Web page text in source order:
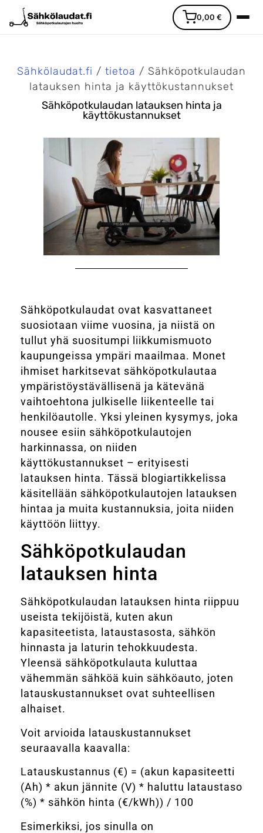
0,00 €
Ajoneuvot
Varaosat
Lisävarusteet
Huoltopalvelu
Yhteystiedot
Varaa huolto
Sähkölaudat.fi / tietoa / Sähköpotkulaudan
latauksen hinta ja käyttökustannukset
Sähköpotkulaudan latauksen hinta ja
käyttökustannukset
Sähköpotkulaudat ovat kasvattaneet
suosiotaan viime vuosina, ja niistä on
tullut yhä suositumpi liikkumismuoto
kaupungeissa ympäri maailmaa. Monet
ihmiset harkitsevat sähköpotkulautaa
ympäristöystävällisenä ja kätevänä
vaihtoehtona julkiselle liikenteelle tai
henkilöautolle. Yksi yleinen kysymys, joka
nousee esiin sähköpotkulautojen
harkinnassa, on niiden
käyttökustannukset – erityisesti
latauksen hinta. Tässä blogiartikkelissa
käsitellään sähköpotkulautojen latauksen
hintaa ja muita kustannuksia, joita niiden
käyttöön liittyy.
Sähköpotkulaudan
latauksen hinta
Sähköpotkulaudan latauksen hinta riippuu
useista tekijöistä, kuten akun
kapasiteetista, lataustasosta, sähkön
hinnasta ja laturin tehokkuudesta.
Yleensä sähköpotkulauta kuluttaa
vähemmän sähköä kuin sähköauto, joten
latauskustannukset ovat suhteellisen
alhaiset.
Voit arvioida latauskustannukset
seuraavalla kaavalla:
Latauskustannus (€) = (akun kapasiteetti
(Ah) * akun jännite (V) * haluttu lataustaso
(%) * sähkön hinta (€/kWh)) / 100
Esimerkiksi, jos sinulla on